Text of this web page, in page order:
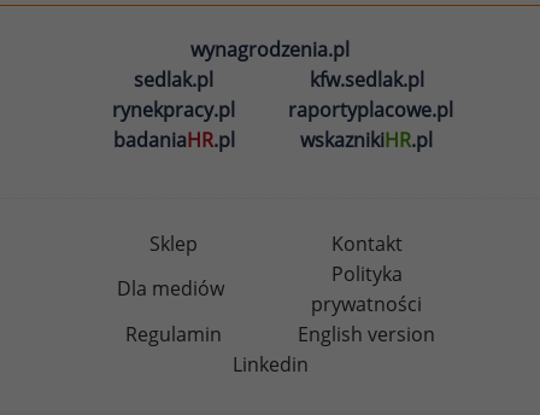
wynagrodzenia.pl
sedlak.pl
kfw.sedlak.pl
rynekpracy.pl
raportyplacowe.pl
badaniaHR.pl wskaznikiHR.pl
Sklep
Kontakt
Dla mediów
Polityka
prywatności
Regulamin
English version
Linkedin